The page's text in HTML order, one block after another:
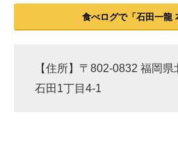
食べログで「石田一龍
【住所】〒802-0832 福岡
石田1丁目4-1